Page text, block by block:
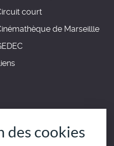
court
de Marseillle
des cookies